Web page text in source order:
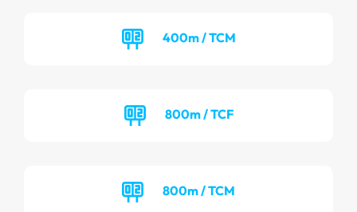
400m / TCM
800m / TCF
800m / TCM